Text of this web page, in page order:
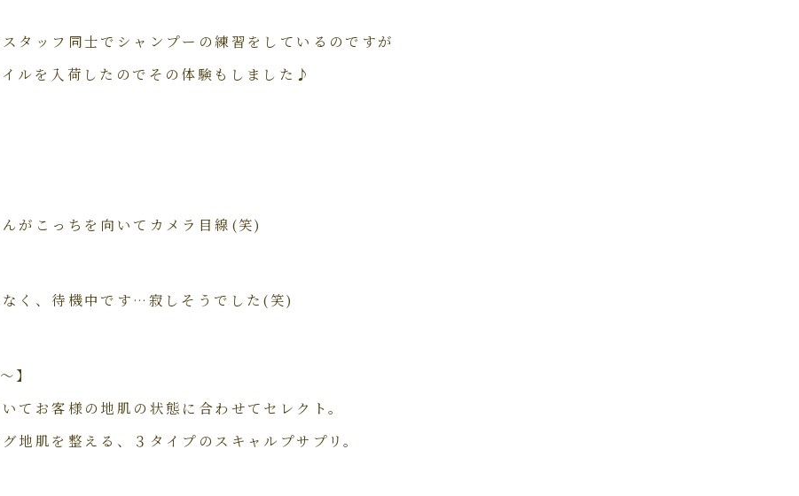
タッフ同士でシャンプーの練習をしているのですが
ルを入荷したのでその体験もしました♪
がこっちを向いてカメラ目線(笑)
く、待機中です…寂しそうでした(笑)
】
てお客様の地肌の状態に合わせてセレクト。
地肌を整える、３タイプのスキャルプサプリ。